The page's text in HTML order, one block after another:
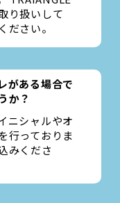
り扱いして
ださい。
がある場合で
か？
ニシャルやオ
行っておりま
みくださ